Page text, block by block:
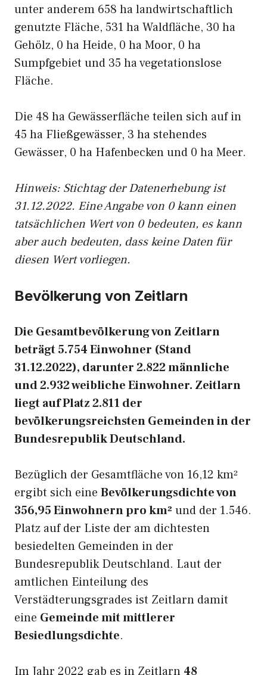
unter anderem 658 ha landwirtschaftlich
genutzte Fläche, 531 ha Waldfläche, 30 ha
Gehölz, 0 ha Heide, 0 ha Moor, 0 ha
Sumpfgebiet und 35 ha vegetationslose
Fläche.
Die 48 ha Gewässerfläche teilen sich auf in
45 ha Fließgewässer, 3 ha stehendes
Gewässer, 0 ha Hafenbecken und 0 ha Meer.
Hinweis: Stichtag der Datenerhebung ist
31.12.2022. Eine Angabe von 0 kann einen
tatsächlichen Wert von 0 bedeuten, es kann
aber auch bedeuten, dass keine Daten für
diesen Wert vorliegen.
Bevölkerung von Zeitlarn
Die Gesamtbevölkerung von Zeitlarn
beträgt 5.754 Einwohner (Stand
31.12.2022), darunter 2.822 männliche
und 2.932 weibliche Einwohner. Zeitlarn
liegt auf Platz 2.811 der
bevölkerungsreichsten Gemeinden in der
Bundesrepublik Deutschland.
Bezüglich der Gesamtfläche von 16,12 km²
ergibt sich eine Bevölkerungsdichte von
356,95 Einwohnern pro km² und der 1.546.
Platz auf der Liste der am dichtesten
besiedelten Gemeinden in der
Bundesrepublik Deutschland. Laut der
amtlichen Einteilung des
Verstädterungsgrades ist Zeitlarn damit
eine Gemeinde mit mittlerer
Besiedlungsdichte.
Im Jahr 2022 gab es in Zeitlarn 48